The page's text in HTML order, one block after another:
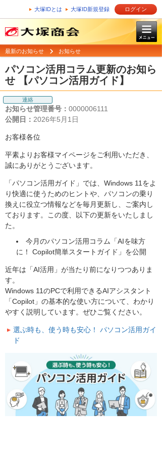
大塚IDとは 大塚ID新規登録 ログイン
最新のお知らせ お知らせ
パソコン活用コラム更新のお知ら
せ 【パソコン活用ガイド】
連絡
お知らせ管理番号： 0000006111
公開日： 2026年5月1日
お客様各位
平素よりお客様マイページをご利用いただき、
誠にありがとうございます。
「パソコン活用ガイド」では、Windows 11をよ
り快適に使うためのヒントや、パソコンの乗り
換えに役立つ情報などを毎月更新し、ご案内し
ております。この度、以下の更新をいたしまし
た。
今月のパソコン活用コラム「AIを味方
に！ Copilot簡単スタートガイド」を公開
近年は「AI活用」が当たり前になりつつありま
す。
Windows 11のPCで利用できるAIアシスタント
「Copilot」の基本的な使い方について、わかり
やすく説明しています。ぜひご覧ください。
選ぶ時も、使う時も安心！ パソコン活用ガイ
ド